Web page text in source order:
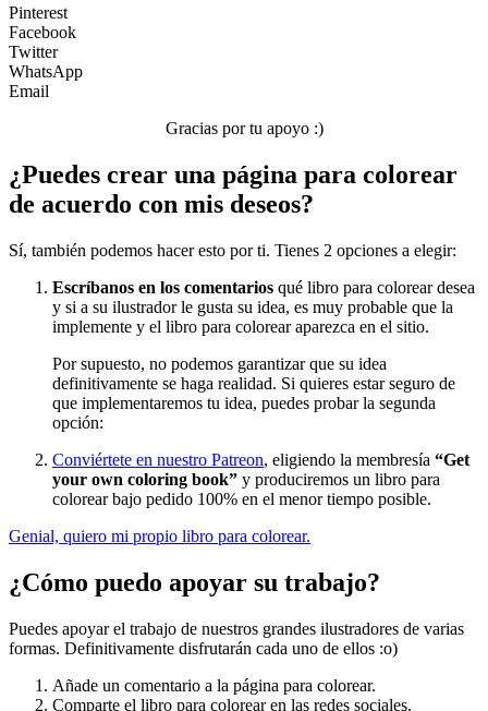
Pinterest
Facebook
Twitter
WhatsApp
Email
Gracias por tu apoyo :)
¿Puedes crear una página para colorear
de acuerdo con mis deseos?
Sí, también podemos hacer esto por ti. Tienes 2 opciones a elegir:
Escríbanos en los comentarios qué libro para colorear desea
y si a su ilustrador le gusta su idea, es muy probable que la
implemente y el libro para colorear aparezca en el sitio.
Por supuesto, no podemos garantizar que su idea
definitivamente se haga realidad. Si quieres estar seguro de
que implementaremos tu idea, puedes probar la segunda
opción:
Conviértete en nuestro Patreon, eligiendo la membresía “Get
your own coloring book” y produciremos un libro para
colorear bajo pedido 100% en el menor tiempo posible.
Genial, quiero mi propio libro para colorear.
¿Cómo puedo apoyar su trabajo?
Puedes apoyar el trabajo de nuestros grandes ilustradores de varias
formas. Definitivamente disfrutarán cada uno de ellos :o)
Añade un comentario a la página para colorear.
Comparte el libro para colorear en las redes sociales.